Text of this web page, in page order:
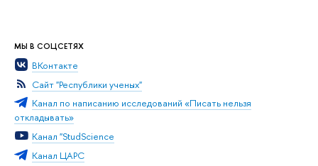
МЫ В СОЦСЕТЯХ
ВКонтакте
Сайт "Республики ученых"
Канал по написанию исследований «Писать нельзя
откладывать»
Канал "StudScience
Канал ЦАРС